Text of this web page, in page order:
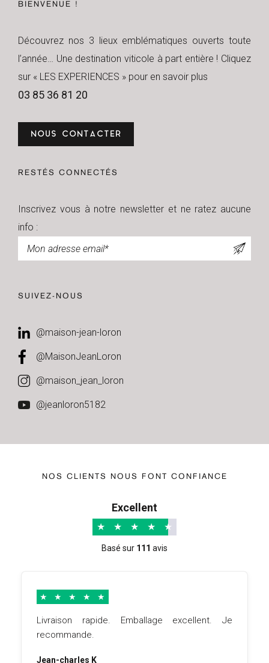
BIENVENUE !
Découvrez nos 3 lieux emblématiques ouverts toute
l’année… Une destination viticole à part entière ! Cliquez
sur « LES EXPERIENCES » pour en savoir plus
03 85 36 81 20
NOUS CONTACTER
RESTÉS CONNECTÉS
Inscrivez vous à notre newsletter et ne ratez aucune
info :
SUIVEZ-NOUS
@maison-jean-loron
@MaisonJeanLoron
@maison_jean_loron
@jeanloron5182
NOS CLIENTS NOUS FONT CONFIANCE
Excellent
★ ★ ★ ★ ★
Basé sur 111 avis
★ ★ ★ ★ ★
Livraison rapide. Emballage excellent. Je
recommande.
Jean-charles K